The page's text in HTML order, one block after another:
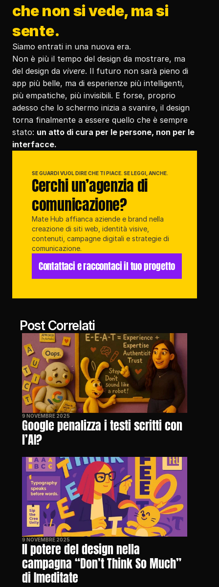
che non si vede, ma si
sente.
Siamo entrati in una nuova era.
Non è più il tempo del design da mostrare, ma
del design da vivere. Il futuro non sarà pieno di
app più belle, ma di esperienze più intelligenti,
più empatiche, più invisibili. E forse, proprio
adesso che lo schermo inizia a svanire, il design
torna finalmente a essere quello che è sempre
stato: un atto di cura per le persone, non per le
interfacce.
SE GUARDI VUOL DIRE CHE TI PIACE. SE LEGGI, ANCHE.
Cerchi un’agenzia di
comunicazione?
Mate Hub affianca aziende e brand nella
creazione di siti web, identità visive,
contenuti, campagne digitali e strategie di
comunicazione.
Contattaci e raccontaci il tuo progetto
Post Correlati
9 NOVEMBRE 2025
Google penalizza i testi scritti con
l’AI?
9 NOVEMBRE 2025
Il potere del design nella
campagna “Don’t Think So Much”
di Imeditate